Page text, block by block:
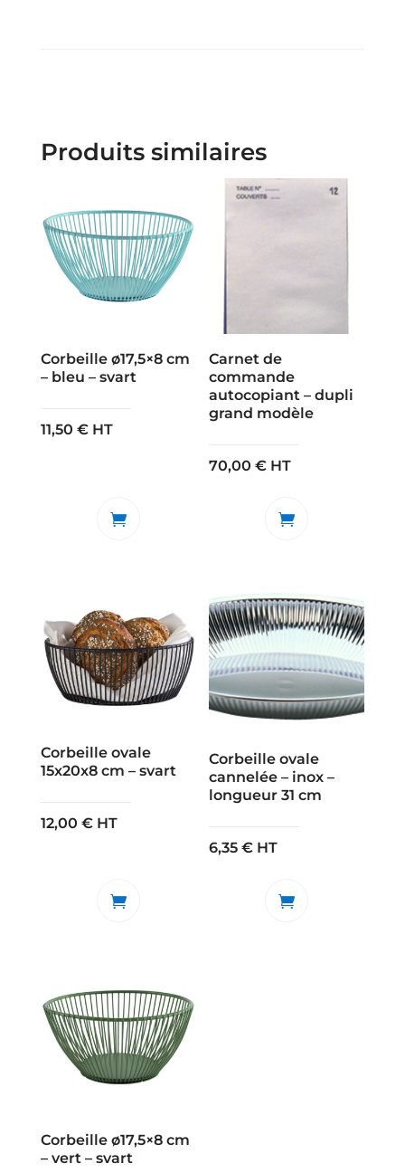
Produits similaires
Corbeille ø17,5×8 cm
– bleu – svart
11,50 € HT
Carnet de
commande
autocopiant – dupli
grand modèle
70,00€ HT
Corbeille ovale
15x20x8 cm – svart
12,00 € HT
Corbeille ovale
cannelée – inox –
longueur 31 cm
6,35€ HT
Corbeille ø17,5×8 cm
– vert – svart